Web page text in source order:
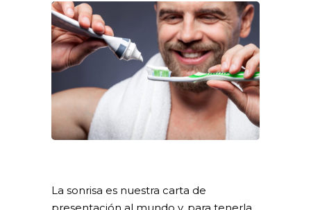
La sonrisa es nuestra carta de